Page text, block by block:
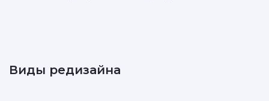
Виды редизайна